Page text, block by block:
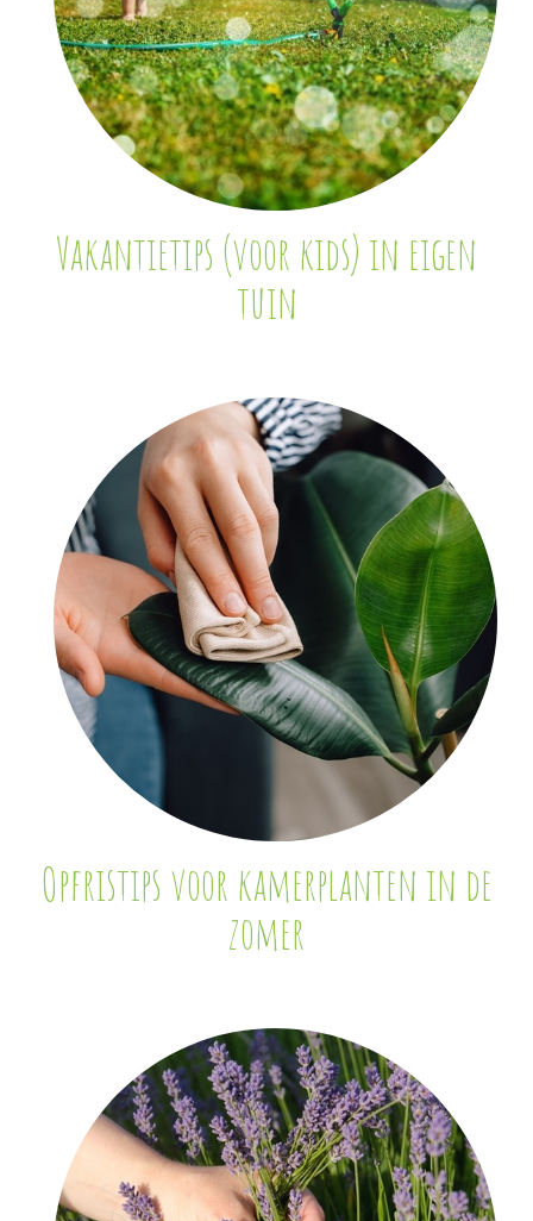
Vakantietips (voor kids) in eigen
tuin
Opfristips voor kamerplanten in de
zomer